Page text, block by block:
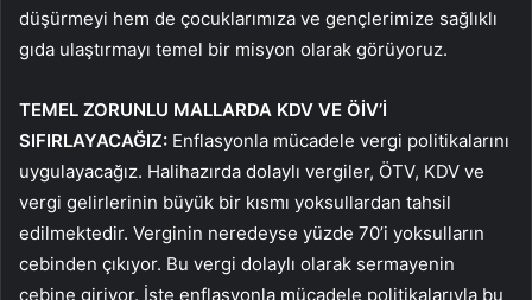
düşürmeyi hem de çocuklarımıza ve gençlerimize sağlıklı
gıda ulaştırmayı temel bir misyon olarak görüyoruz.
TEMEL ZORUNLU MALLARDA KDV VE ÖİV’İ
SIFIRLAYACAĞIZ: Enflasyonla mücadele vergi politikalarını
uygulayacağız. Halihazırda dolaylı vergiler, ÖTV, KDV ve
vergi gelirlerinin büyük bir kısmı yoksullardan tahsil
edilmektedir. Verginin neredeyse yüzde 70’i yoksulların
cebinden çıkıyor. Bu vergi dolaylı olarak sermayenin
cebine giriyor. İşte enflasyonla mücadele politikalarıyla bu